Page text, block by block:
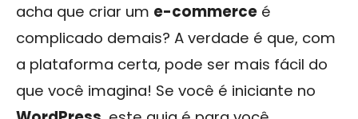
acha que criar um e-commerce é
complicado demais? A verdade é que, com
a plataforma certa, pode ser mais fácil do
que você imagina! Se você é iniciante no